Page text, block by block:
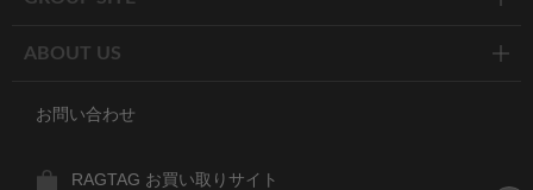
ABOUT US
お問い合わせ
RAGTAG お買い取りサイト